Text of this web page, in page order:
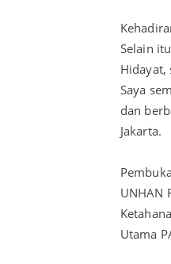
Selain
Hidayat,
Saya
dan
Jakarta.
UNHAN
Utama